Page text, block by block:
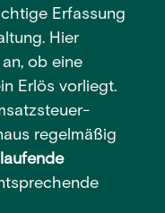
Erfassung
Hier
ob eine
Erlös vorliegt.
regelmäßig
laufende